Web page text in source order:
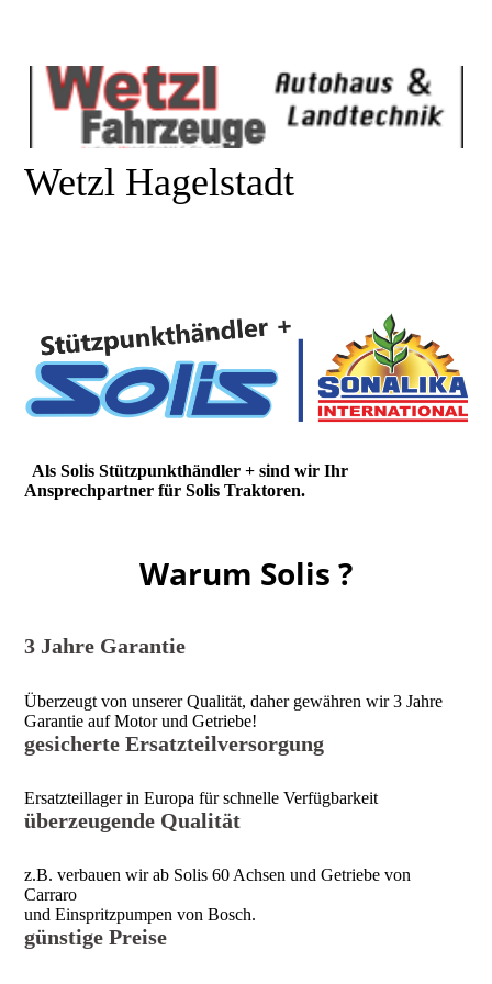
Wetzl Hagelstadt
Als Solis Stützpunkthändler + sind wir Ihr
Ansprechpartner für Solis Traktoren.
Warum Solis ?
3 Jahre Garantie
Überzeugt von unserer Qualität, daher gewähren wir 3 Jahre
Garantie auf Motor und Getriebe!
gesicherte Ersatzteilversorgung
Ersatzteillager in Europa für schnelle Verfügbarkeit
überzeugende Qualität
z.B. verbauen wir ab Solis 60 Achsen und Getriebe von
Carraro
und Einspritzpumpen von Bosch.
günstige Preise